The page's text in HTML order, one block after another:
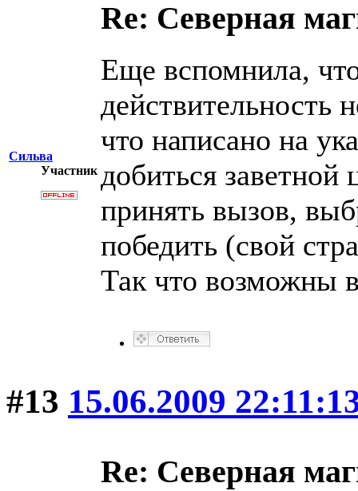
Сильва
Участник
Re: Северная
Еще вспомнила,
действительность
что написано на
добиться заветной
принять вызов,
победить (свой
Так что возможны
#13 15.06.2009
Re: Северная